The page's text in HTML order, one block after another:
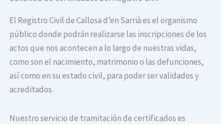
El Registro Civil de Callosa d’en Sarrià es el organismo
público donde podrán realizarse las inscripciones de los
actos que nos acontecen a lo largo de nuestras vidas,
como son el nacimiento, matrimonio o las defunciones,
así como en su estado civil, para poder ser validados y
acreditados.
Nuestro servicio de tramitación de certificados es